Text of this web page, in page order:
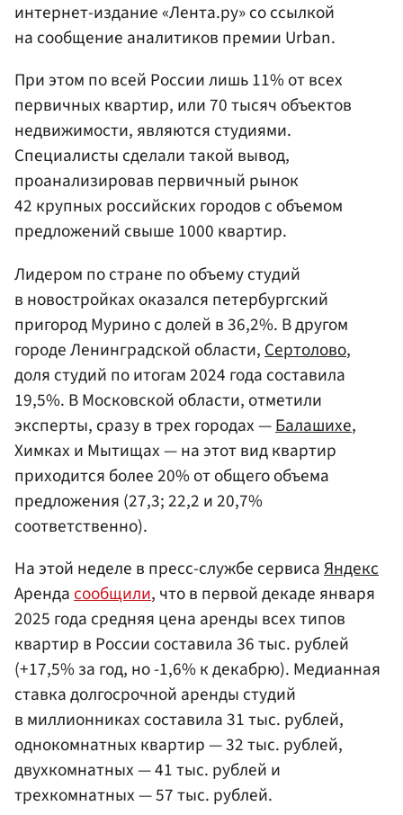
интернет-издание «Лента.ру» со ссылкой
на сообщение аналитиков премии Urban.
При этом по всей России лишь 11% от всех
первичных квартир, или 70 тысяч объектов
недвижимости, являются студиями.
Специалисты сделали такой вывод,
проанализировав первичный рынок
42 крупных российских городов с объемом
предложений свыше 1000 квартир.
Лидером по стране по объему студий
в новостройках оказался петербургский
пригород Мурино с долей в 36,2%. В другом
городе Ленинградской области, Сертолово,
доля студий по итогам 2024 года составила
19,5%. В Московской области, отметили
эксперты, сразу в трех городах —Балашихе,
Химках и Мытищах — на этот вид квартир
приходится более 20% от общего объема
предложения (27,3; 22,2 и 20,7%
соответственно).
На этой неделе в пресс-службе сервисаЯндекс
Арендасообщили, что в первой декаде января
2025 года средняя цена аренды всех типов
квартир в России составила 36 тыс. рублей
(+17,5% за год, но -1,6% к декабрю). Медианная
ставка долгосрочной аренды студий
в миллионниках составила 31 тыс. рублей,
однокомнатных квартир — 32 тыс. рублей,
двухкомнатных — 41 тыс. рублей и
трехкомнатных — 57 тыс. рублей.